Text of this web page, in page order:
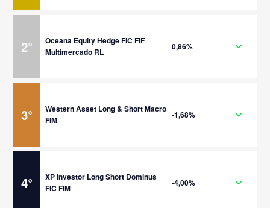
2°
Oceana Equity Hedge FIC FIF
Multimercado RL
0,86%
3°
Western Asset Long & Short Macro
FIM
-1,68%
4°
XP Investor Long Short Dominus
FIC FIM
-4,00%